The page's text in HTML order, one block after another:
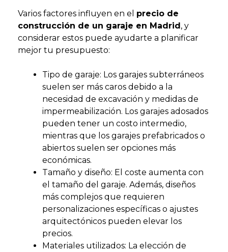
Varios factores influyen en el precio de
construcción de un garaje en Madrid, y
considerar estos puede ayudarte a planificar
mejor tu presupuesto:
Tipo de garaje: Los garajes subterráneos
suelen ser más caros debido a la
necesidad de excavación y medidas de
impermeabilización. Los garajes adosados
pueden tener un costo intermedio,
mientras que los garajes prefabricados o
abiertos suelen ser opciones más
económicas​​.
Tamaño y diseño: El coste aumenta con
el tamaño del garaje. Además, diseños
más complejos que requieren
personalizaciones específicas o ajustes
arquitectónicos pueden elevar los
precios​​.
Materiales utilizados: La elección de